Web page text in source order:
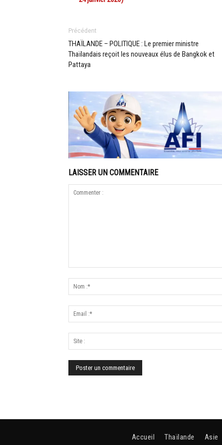
Précédent
THAÏLANDE – POLITIQUE : Le premier ministre
Thaïlandais reçoit les nouveaux élus de Bangkok et
Pattaya
LAISSER UN COMMENTAIRE
Accueil Thaïlande Asie